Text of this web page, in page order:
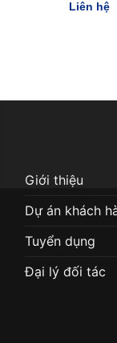
Liên hệ
Giới thiệu
Dự án khách
Tuyển dụng
Đại lý đối tác